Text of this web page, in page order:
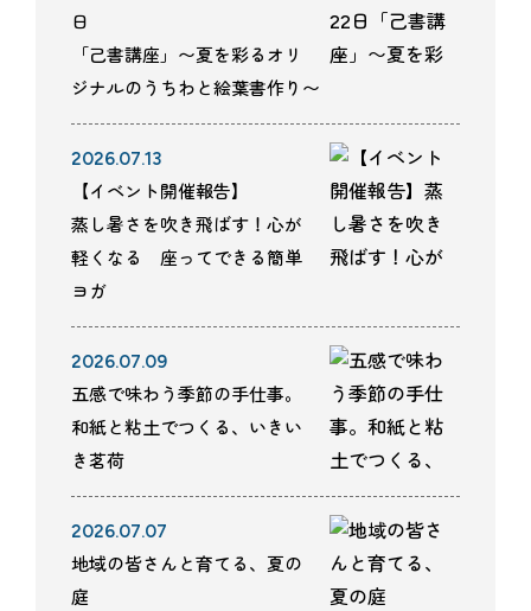
日
「己書講座」〜夏を彩るオリ
ジナルのうちわと絵葉書作り〜
2026.07.13
【イベント開催報告】
蒸し暑さを吹き飛ばす！心が
軽くなる 座ってできる簡単
ヨガ
2026.07.09
五感で味わう季節の手仕事。
和紙と粘土でつくる、いきい
き茗荷
2026.07.07
地域の皆さんと育てる、夏の
庭